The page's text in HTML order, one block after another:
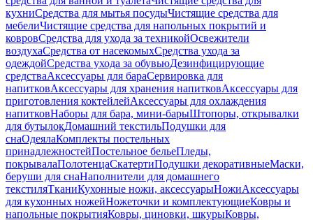
кухниСредства для мытья посудыЧистящие средства для
мебелиЧистящие средства для напольных покрытий и
ковровСредства для ухода за техникойОсвежители
воздухаСредства от насекомыхСредства ухода за
одеждойСредства ухода за обувьюДезинфицирующие
средстваАксессуары для бараСервировка для
напитковАксессуары для хранения напитковАксессуары для
приготовления коктейлейАксессуары для охлаждения
напитковНаборы для бара, мини-барыШтопоры, открывалки
для бутылокДомашний текстильПодушки для
снаОдеялаКомплекты постельных
принадлежностейПостельное бельеПледы,
покрывалаПолотенцаСкатертиПодушки декоративныеМаски,
беруши для снаНаполнители для домашнего
текстиляТканиКухонные ножи, аксессуарыНожиАксессуары
для кухонных ножейНожеточки и комплектующиеКовры и
напольные покрытияКовры, циновки, шкурыКовры,